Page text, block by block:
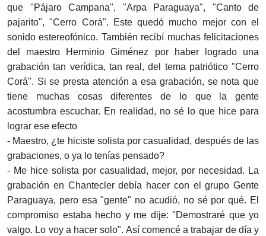
que "Pájaro Campana", "Arpa Paraguaya", "Canto de
pajarito", "Cerro Corá". Este quedó mucho mejor con el
sonido estereofónico. También recibí muchas felicitaciones
del maestro Herminio Giménez por haber logrado una
grabación tan verídica, tan real, del tema patriótico "Cerro
Corá". Si se presta atención a esa grabación, se nota que
tiene muchas cosas diferentes de lo que la gente
acostumbra escuchar. En realidad, no sé lo que hice para
lograr ese efecto
- Maestro, ¿te hiciste solista por casualidad, después de las
grabaciones, o ya lo tenías pensado?
- Me hice solista por casualidad, mejor, por necesidad. La
grabación en Chantecler debía hacer con el grupo Gente
Paraguaya, pero esa "gente" no acudió, no sé por qué. El
compromiso estaba hecho y me dije: "Demostraré que yo
valgo. Lo voy a hacer solo". Así comencé a trabajar de día y